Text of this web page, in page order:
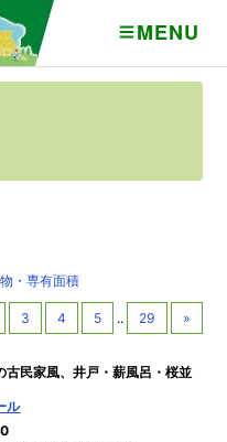
MENU
・専有面積
3 4 5 .. 29 »
古民家風、井戸・薪風呂・桜並
ル